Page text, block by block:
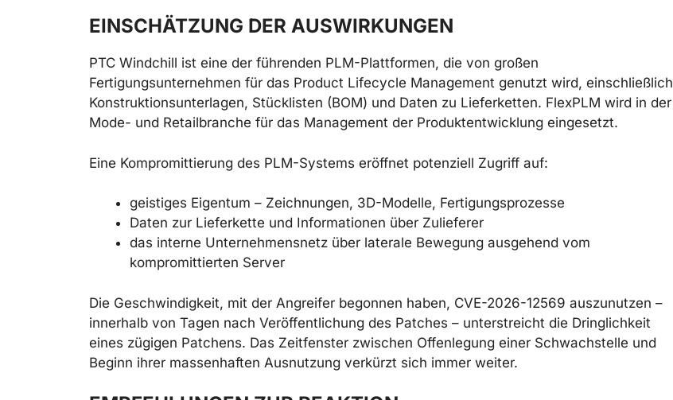
EINSCHÄTZUNG DER AUSWIRKUNGEN
PTC Windchill ist eine der führenden PLM-Plattformen, die von großen
Fertigungsunternehmen für das Product Lifecycle Management genutzt wird, einschließlich
Konstruktionsunterlagen, Stücklisten (BOM) und Daten zu Lieferketten. FlexPLM wird in der
Mode- und Retailbranche für das Management der Produktentwicklung eingesetzt.
Eine Kompromittierung des PLM-Systems eröffnet potenziell Zugriff auf:
geistiges Eigentum – Zeichnungen, 3D-Modelle, Fertigungsprozesse
Daten zur Lieferkette und Informationen über Zulieferer
das interne Unternehmensnetz über laterale Bewegung ausgehend vom
kompromittierten Server
Die Geschwindigkeit, mit der Angreifer begonnen haben, CVE-2026-12569 auszunutzen –
innerhalb von Tagen nach Veröffentlichung des Patches – unterstreicht die Dringlichkeit
eines zügigen Patchens. Das Zeitfenster zwischen Offenlegung einer Schwachstelle und
Beginn ihrer massenhaften Ausnutzung verkürzt sich immer weiter.